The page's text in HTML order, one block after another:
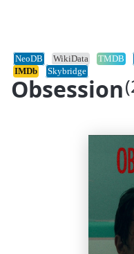
Obsession
NeoDB WikiData TMDB
IMDb
Skybridge